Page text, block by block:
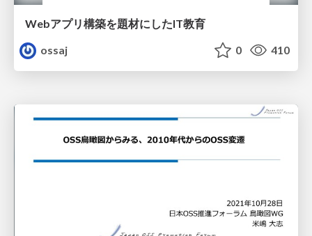
Webアプリ構築を題材にしたIT教育
ossaj
0 410